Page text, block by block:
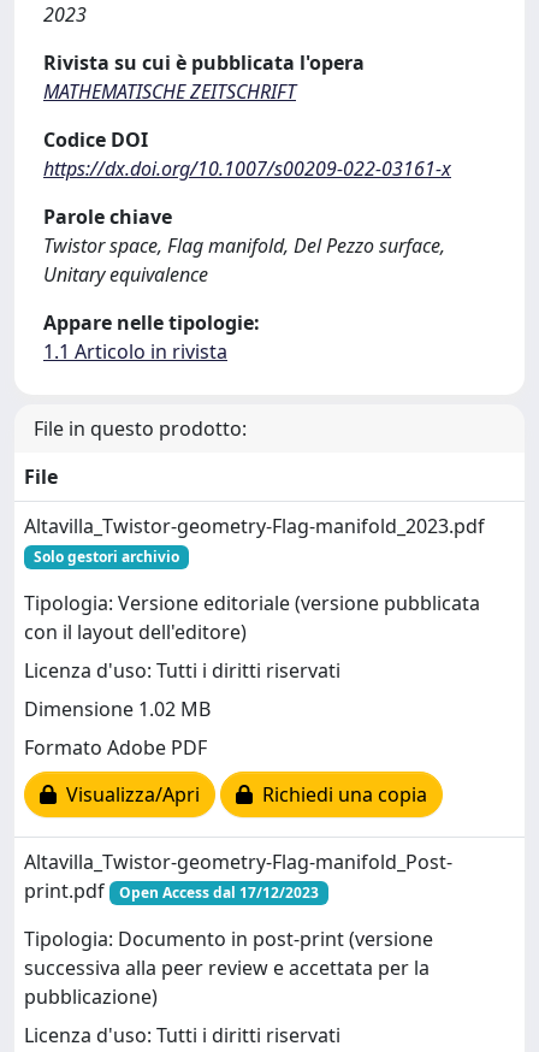
2023
Rivista su cui è pubblicata l'opera
MATHEMATISCHE ZEITSCHRIFT
Codice DOI
https://dx.doi.org/10.1007/s00209-022-03161-x
Parole chiave
Twistor space, Flag manifold, Del Pezzo surface,
Unitary equivalence
Appare nelle tipologie:
1.1 Articolo in rivista
File in questo prodotto:
File
Altavilla_Twistor-geometry-Flag-manifold_2023.pdf
Solo gestori archivio
Tipologia: Versione editoriale (versione pubblicata
con il layout dell'editore)
Licenza d'uso: Tutti i diritti riservati
Dimensione 1.02 MB
Formato Adobe PDF
Visualizza/Apri
Richiedi una copia
Altavilla_Twistor-geometry-Flag-manifold_Post-
print.pdf
Open Access dal 17/12/2023
Tipologia: Documento in post-print (versione
successiva alla peer review e accettata per la
pubblicazione)
Licenza d'uso: Tutti i diritti riservati